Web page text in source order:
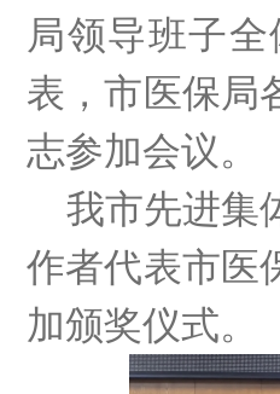
局领导班子
表，市医保局
志参加会议。
我市先进集
作者代表市医
加颁奖仪式。